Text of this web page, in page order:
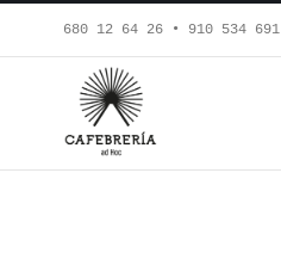
al
contenido
680 12 64 26‬ • 910 534 691